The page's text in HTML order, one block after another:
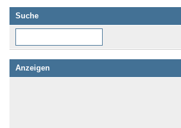
Suche
Anzeigen